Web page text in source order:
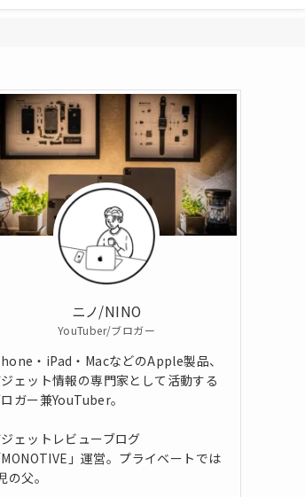
ニノ/NINO
YouTuber/ブロガー
・iPad・MacなどのApple製品、
ェット情報の専門家として活動する
ガー兼YouTuber。
ェットレビューブログ
MONOTIVE」運営。プライベートでは
の父。